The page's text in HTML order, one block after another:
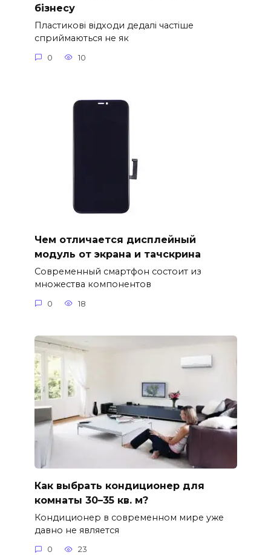
бізнесу
Пластикові відходи дедалі частіше
сприймаються не як
0 10
Чем отличается дисплейный
модуль от экрана и тачскрина
Современный смартфон состоит из
множества компонентов
0 18
Как выбрать кондиционер для
комнаты 30–35 кв. м?
Кондиционер в современном мире уже
давно не является
0 23